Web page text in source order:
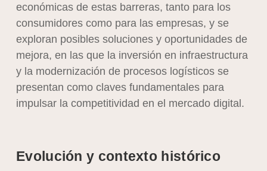
económicas de estas barreras, tanto para los
consumidores como para las empresas, y se
exploran posibles soluciones y oportunidades de
mejora, en las que la inversión en infraestructura
y la modernización de procesos logísticos se
presentan como claves fundamentales para
impulsar la competitividad en el mercado digital.
Evolución y contexto histórico